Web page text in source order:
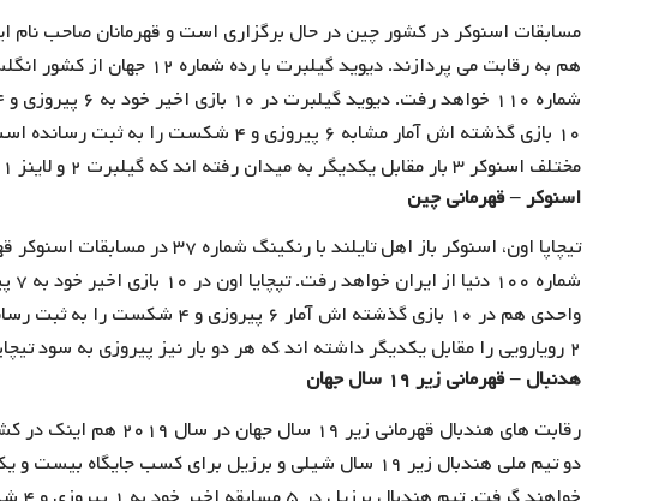
مسابقات اسنوکر در کشور چین در حال برگزاری است و قهرمانان صاحب
هم به رقابت می پردازند. دیوید
۱۰ بازی گذشته اش آمار مشابه ۶ پیروزی و ۴
مختلف اسنوکر ۳ بار مقابل یکدیگر به میدان رفته اند که گیلبرت ۲ و لاینز ۱ بار برابر هم به پیروزی دست یافته اند.
اسنوکر – قهرمانی چین
تیچاپا اون، اسنوکر باز اهل تایلند
واحدی هم در ۱۰ بازی گذشته اش آمار
۲ رویارویی را مقابل یکدیگر داشته اند که هر دو بار نیز پیروزی به سود تیچاپا اونِ تایلندی رقم خورده است.
هدنبال – قهرمانی زیر ۱۹ سال جهان
رقابت های هندبال قهرمانی
دو تیم ملی هندبال زیر ۱۹ سال شیلی و برزیل برای کسب